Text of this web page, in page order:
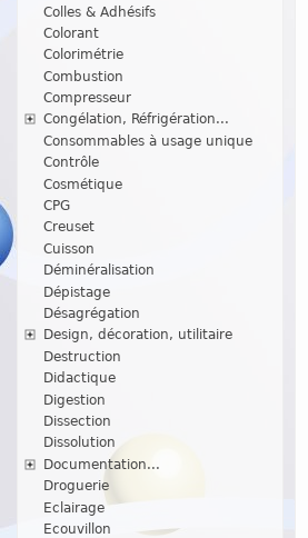
Colles & Adhésifs
Colorant
Colorimétrie
Combustion
Compresseur
Congélation, Réfrigération...
Consommables à usage unique
Contrôle
Cosmétique
CPG
Creuset
Cuisson
Déminéralisation
Dépistage
Désagrégation
Design, décoration, utilitaire
Destruction
Didactique
Digestion
Dissection
Dissolution
Documentation...
Droguerie
Eclairage
Ecouvillon